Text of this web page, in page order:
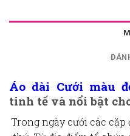
Áo dài Cưới màu
tinh tế và nổi bật
Trong ngày cưới các